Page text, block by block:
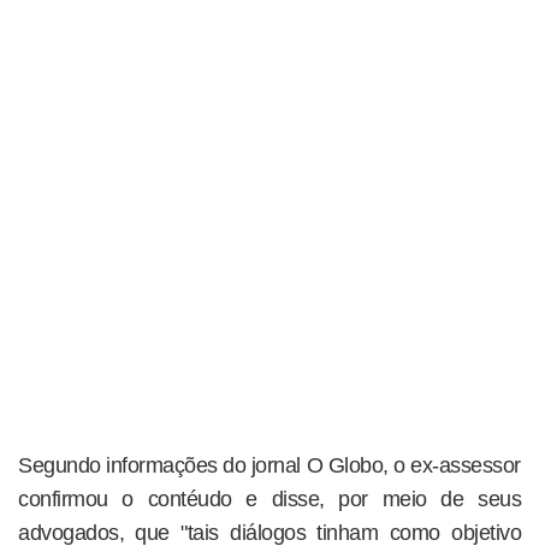
Segundo informações do jornal O Globo, o ex-assessor
confirmou o contéudo e disse, por meio de seus
advogados, que "tais diálogos tinham como objetivo